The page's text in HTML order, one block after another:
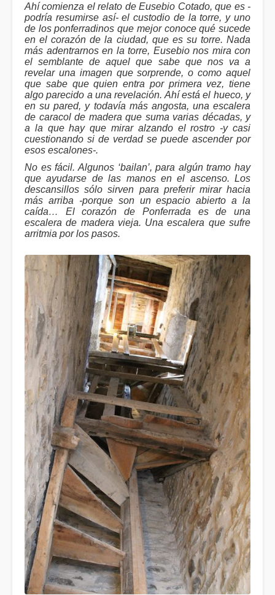
Ahí comienza el relato de Eusebio Cotado, que es -
podría resumirse así- el custodio de la torre, y uno
de los ponferradinos que mejor conoce qué sucede
en el corazón de la ciudad, que es su torre. Nada
más adentrarnos en la torre, Eusebio nos mira con
el semblante de aquel que sabe que nos va a
revelar una imagen que sorprende, o como aquel
que sabe que quien entra por primera vez, tiene
algo parecido a una revelación. Ahí está el hueco, y
en su pared, y todavía más angosta, una escalera
de caracol de madera que suma varias décadas, y
a la que hay que mirar alzando el rostro -y casi
cuestionando si de verdad se puede ascender por
esos escalones-.
No es fácil. Algunos ‘bailan’, para algún tramo hay
que ayudarse de las manos en el ascenso. Los
descansillos sólo sirven para preferir mirar hacia
más arriba -porque son un espacio abierto a la
caída… El corazón de Ponferrada es de una
escalera de madera vieja. Una escalera que sufre
arritmia por los pasos.